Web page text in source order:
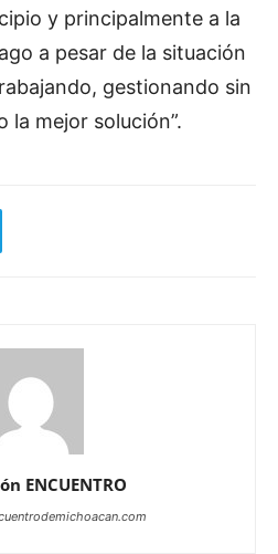
y principalmente a la
a pesar de la situación
gestionando sin
la mejor solución”.
ENCUENTRO